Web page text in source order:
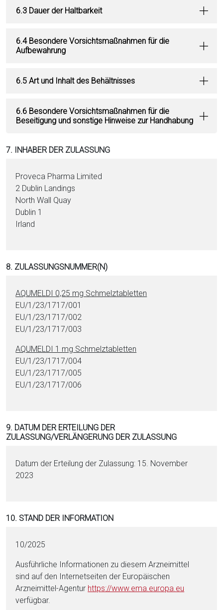
6.3 Dauer der Haltbarkeit
6.4 Besondere Vorsichtsmaßnahmen für die
Aufbewahrung
6.5 Art und Inhalt des Behältnisses
6.6 Besondere Vorsichtsmaßnahmen für die
Beseitigung und sonstige Hinweise zur Handhabung
7. INHABER DER ZULASSUNG
Proveca Pharma Limited
2 Dublin Landings
North Wall Quay
Dublin 1
Irland
8. ZULASSUNGSNUMMER(N)
AQUMELDI 0,25 mg Schmelztabletten
EU/1/23/1717/001
EU/1/23/1717/002
EU/1/23/1717/003
AQUMELDI 1 mg Schmelztabletten
EU/1/23/1717/004
EU/1/23/1717/005
EU/1/23/1717/006
9. DATUM DER ERTEILUNG DER
ZULASSUNG/VERLÄNGERUNG DER ZULASSUNG
Datum der Erteilung der Zulassung: 15. November
2023
10. STAND DER INFORMATION
10/2025
Ausführliche Informationen zu diesem Arzneimittel
sind auf den Internetseiten der Europäischen
Arzneimittel-Agentur https://www.ema.eu­ropa.eu
verfügbar.